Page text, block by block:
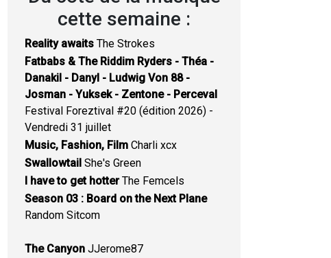
cette semaine :
Reality awaits The Strokes
Fatbabs & The Riddim Ryders - Théa -
Danakil - Danyl - Ludwig Von 88 -
Josman - Yuksek - Zentone - Perceval
Festival Foreztival #20 (édition 2026) -
Vendredi 31 juillet
Music, Fashion, Film Charli xcx
Swallowtail She's Green
I have to get hotterThe Femcels
Season 03 : Board on the Next Plane
Random Sitcom
The Canyon JJerome87